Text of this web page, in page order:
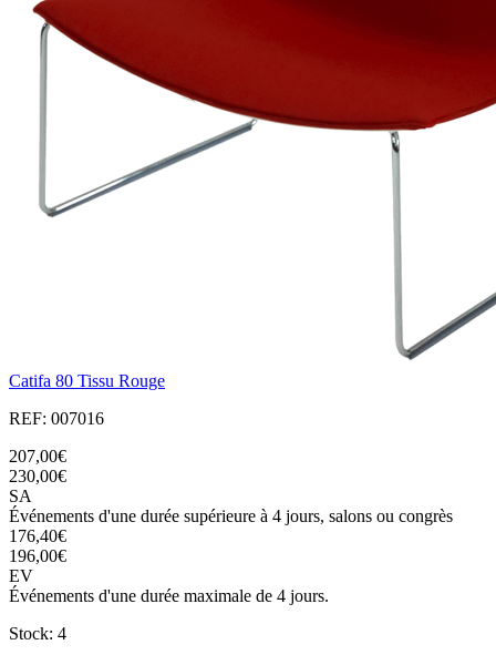
Catifa 80 Tissu Rouge
REF: 007016
207,00€
230,00€
SA
Événements d'une durée supérieure à 4 jours, salons ou congrès
176,40€
196,00€
EV
Événements d'une durée maximale de 4 jours.
Stock: 4